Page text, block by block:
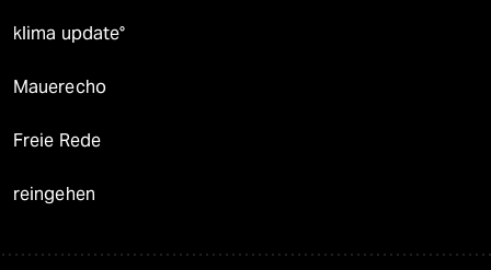
klima update°
Mauerecho
Freie Rede
reingehen